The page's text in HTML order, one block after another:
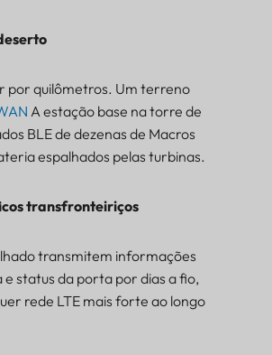
por quilômetros. Um terreno
A estação base na torre de
BLE de dezenas de Macros
espalhados pelas turbinas.
transfronteiriços
transmitem informações
status da porta por dias a fio,
rede LTE mais forte ao longo